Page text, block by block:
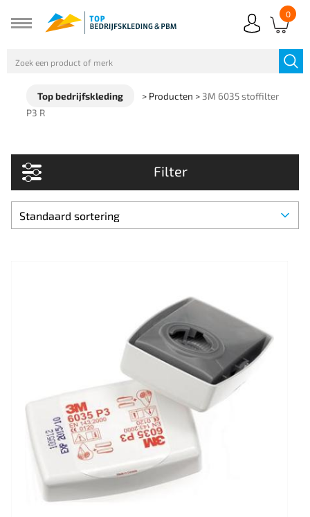
0
Top bedrijfskleding > Producten > 3M 6035 stoffilter
P3 R
Filter